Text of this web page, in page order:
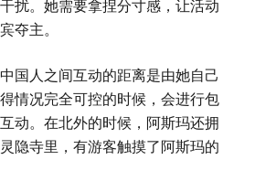
扰。她需要拿捏分寸感，让活动
夺主。
人之间互动的距离是由她自己
情况完全可控的时候，会进行包
动。在北外的时候，阿斯玛还拥
隐寺里，有游客触摸了阿斯玛的